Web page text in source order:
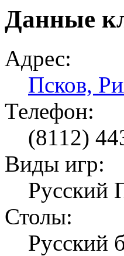
Данные
Адрес:
Псков,
Телефон:
(8112)
Виды игр:
Русский
Столы:
Русский